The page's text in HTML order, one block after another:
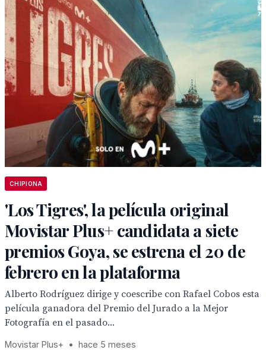
CHIPIONA
'Los Tigres', la película original
Movistar Plus+ candidata a siete
premios Goya, se estrena el 20 de
febrero en la plataforma
Alberto Rodríguez dirige y coescribe con Rafael Cobos esta
película ganadora del Premio del Jurado a la Mejor
Fotografía en el pasado...
Movistar Plus+ • hace 5 meses